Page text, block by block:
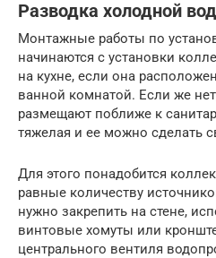
Разводка холодной
Монтажные работы по
начинаются с установки
на кухне, если она
ванной комнатой. Если же
размещают поближе к
тяжелая и ее можно сделать
Для этого понадобится
равные количеству
нужно закрепить на стене,
винтовые хомуты или
центрального вентиля